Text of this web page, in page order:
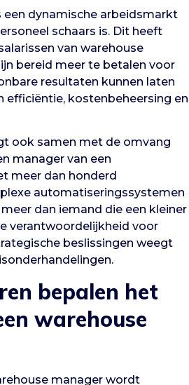
een dynamische arbeidsmarkt
schaars is. Dit heeft
van warehouse
bereid meer te betalen voor
resultaten kunnen laten
efficiëntie, kostenbeheersing en
ook samen met de omvang
manager van een
meer dan honderd
automatiseringssystemen
dan iemand die een kleiner
verantwoordelijkheid voor
beslissingen weegt
bepalen het
warehouse
manager wordt